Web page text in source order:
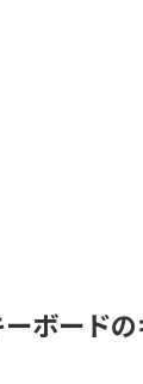
ーボード